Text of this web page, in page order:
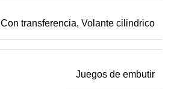
Con transferencia, Volante cilindrico
Juegos de embutir